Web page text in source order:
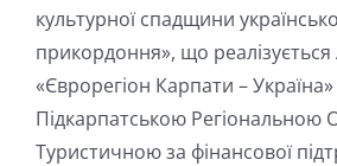
культурної спадщини
прикордоння», що реалізується
«Єврорегіон Карпати – Україна»
Підкарпатською Регіональною
Туристичною за фінансової